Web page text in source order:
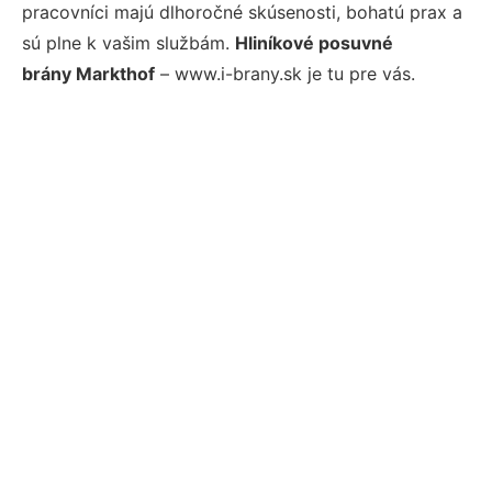
pracovníci majú dlhoročné skúsenosti, bohatú prax a
sú plne k vašim službám. Hliníkové posuvné
brány Markthof – www.i-brany.sk je tu pre vás.